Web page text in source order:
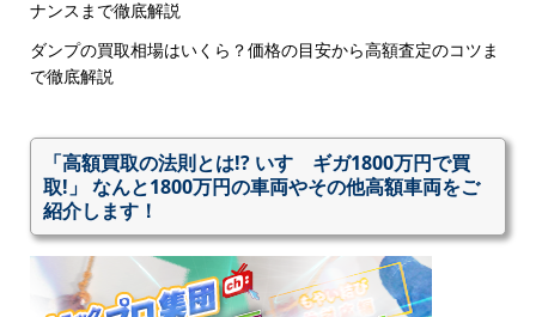
ナンスまで徹底解説
ダンプの買取相場はいくら？価格の目安から高額査定のコツま
で徹底解説
「高額買取の法則とは!? いすゞギガ1800万円で買
取!」 なんと1800万円の車両やその他高額車両をご
紹介します！